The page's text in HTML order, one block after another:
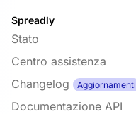
Spreadly
Stato
Centro assistenza
Changelog
Aggiornamenti
Documentazione API